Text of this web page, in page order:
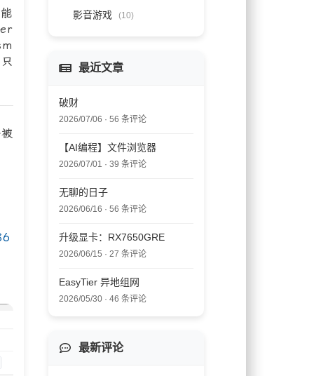
影音游戏 (10)
最近文章
破财
2026/07/06 · 56 条评论
【AI编程】文件浏览器
2026/07/01 · 39 条评论
无聊的日子
2026/06/16 · 56 条评论
升级显卡：RX7650GRE
2026/06/15 · 27 条评论
EasyTier 异地组网
2026/05/30 · 46 条评论
最新评论